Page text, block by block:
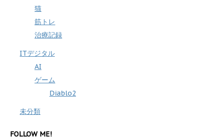
猫
筋トレ
治療記録
ITデジタル
AI
ゲーム
Diablo2
未分類
FOLLOW ME!